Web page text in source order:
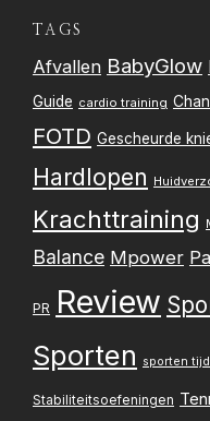
TAGS
Afvallen BabyGlow
Guide cardio training
FOTD Gescheurde
Hardlopen
Krachttraining
Balance Mpower
PR Review
Sporten sporten
Stabiliteitsoefeningen